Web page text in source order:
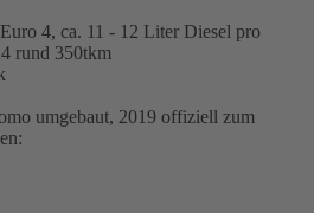
4, ca. 11 - 12 Liter Diesel pro
rund 350tkm
umgebaut, 2019 offiziell zum